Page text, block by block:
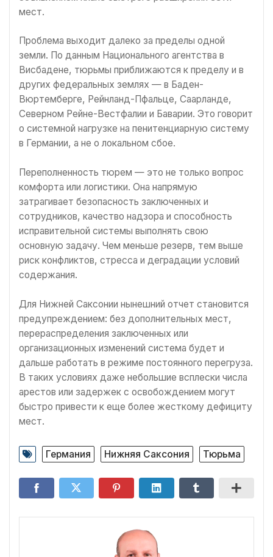
мест.
Проблема выходит далеко за пределы одной
земли. По данным Национального агентства в
Висбадене, тюрьмы приближаются к пределу и в
других федеральных землях — в Баден-
Вюртемберге, Рейнланд-Пфальце, Саарланде,
Северном Рейне-Вестфалии и Баварии. Это говорит
о системной нагрузке на пенитенциарную систему
в Германии, а не о локальном сбое.
Переполненность тюрем — это не только вопрос
комфорта или логистики. Она напрямую
затрагивает безопасность заключенных и
сотрудников, качество надзора и способность
исправительной системы выполнять свою
основную задачу. Чем меньше резерв, тем выше
риск конфликтов, стресса и деградации условий
содержания.
Для Нижней Саксонии нынешний отчет становится
предупреждением: без дополнительных мест,
перераспределения заключенных или
организационных изменений система будет и
дальше работать в режиме постоянного перегруза.
В таких условиях даже небольшие всплески числа
арестов или задержек с освобождением могут
быстро привести к еще более жесткому дефициту
мест.
Германия Нижняя Саксония Тюрьма